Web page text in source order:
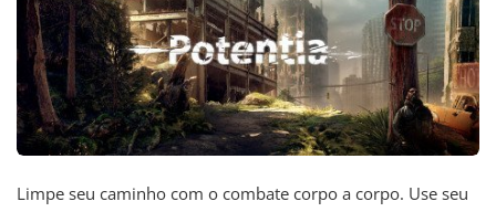
Jogos hoje na TV
Limpe seu caminho com o combate corpo a corpo. Use seu